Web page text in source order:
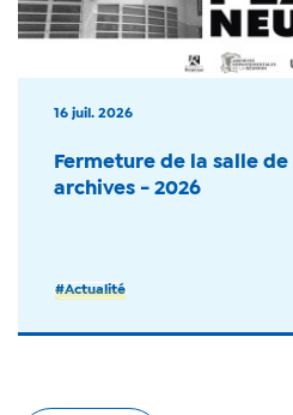
16 juil. 2026
Fermeture de la salle
archives - 2026
#Actualité